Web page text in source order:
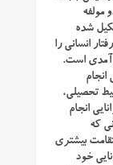
مولفه
شده
انساني را
است.
انجام
تحصيلی،
انجام
كه
بيشتری
خود